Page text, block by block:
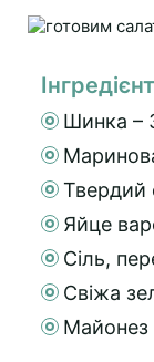
Шинка –
Твердий
Яйце
Сіль,
Свіжа
Майонез